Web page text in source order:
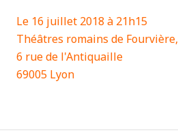
Le 16 juillet 2018 à 21h15
Théâtres romains de Fourvière,
6 rue de l'Antiquaille
69005 Lyon